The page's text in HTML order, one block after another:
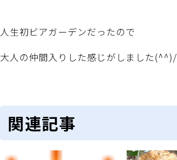
人生初ビアガーデンだったので
大人の仲間入りした感じがしました(^^)/
関連記事